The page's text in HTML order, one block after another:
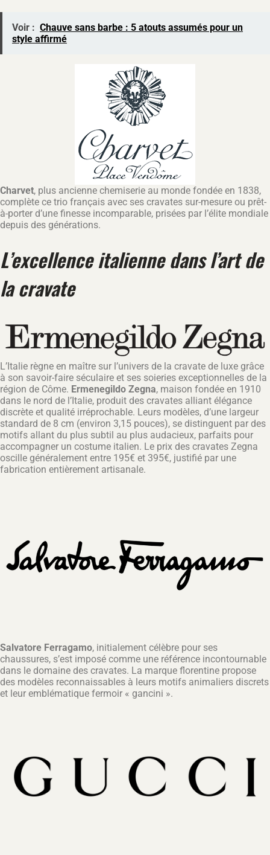
Voir : Chauve sans barbe : 5 atouts assumés pour un
style affirmé
Charvet, plus ancienne chemiserie au monde fondée en 1838,
complète ce trio français avec ses cravates sur-mesure ou prêt-
à-porter d’une finesse incomparable, prisées par l’élite mondiale
depuis des générations.
L’excellence italienne dans l’art de
la cravate
L’Italie règne en maître sur l’univers de la cravate de luxe grâce
à son savoir-faire séculaire et ses soieries exceptionnelles de la
région de Côme. Ermenegildo Zegna, maison fondée en 1910
dans le nord de l’Italie, produit des cravates alliant élégance
discrète et qualité irréprochable. Leurs modèles, d’une largeur
standard de 8 cm (environ 3,15 pouces), se distinguent par des
motifs allant du plus subtil au plus audacieux, parfaits pour
accompagner un costume italien. Le prix des cravates Zegna
oscille généralement entre 195€ et 395€, justifié par une
fabrication entièrement artisanale.
Salvatore Ferragamo, initialement célèbre pour ses
chaussures, s’est imposé comme une référence incontournable
dans le domaine des cravates. La marque florentine propose
des modèles reconnaissables à leurs motifs animaliers discrets
et leur emblématique fermoir « gancini ».